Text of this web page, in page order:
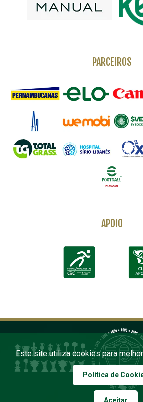
PARCEIROS
APOIO
Este site utiliza cookies para
Política de
Aceitar